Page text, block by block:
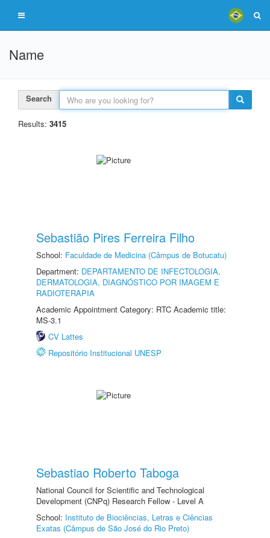
Name
Search
Results: 3415
Sebastião Pires Ferreira Filho
School: Faculdade de Medicina (Câmpus de Botucatu)
Department: DEPARTAMENTO DE INFECTOLOGIA,
DERMATOLOGIA, DIAGNÓSTICO POR IMAGEM E
RADIOTERAPIA
Academic Appointment Category: RTC Academic title:
MS-3.1
CV Lattes
Repositório Institucional UNESP
Sebastiao Roberto Taboga
National Council for Scientific and Technological
Development (CNPq) Research Fellow - Level A
School: Instituto de Biociências, Letras e Ciências
Exatas (Câmpus de São José do Rio Preto)